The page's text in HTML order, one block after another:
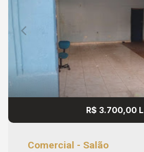
R$ 3.700,00 L
Comercial - Salão